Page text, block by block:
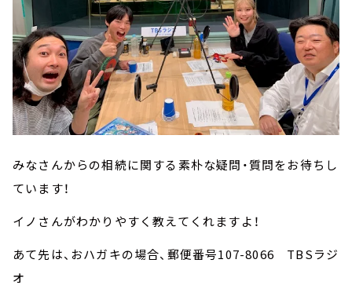
みなさんからの相続に関する素朴な疑問・質問をお待ちし
ています！
イノさんがわかりやすく教えてくれますよ！
あて先は、おハガキの場合、郵便番号107-8066 TBSラジ
オ